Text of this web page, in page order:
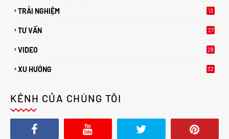
TRẢI NGHIỆM 13
TƯ VẤN
27
VIDEO 28
XU HƯỚNG
32
KÊNH CỦA CHÚNG TÔI